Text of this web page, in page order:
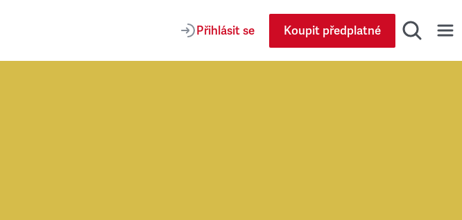
Přihlásit se Koupit předplatné